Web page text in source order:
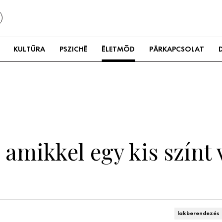
KULTÚRA PSZICHÉ ÉLETMÓD PÁRKAPCSOLAT
egy kis színt
lakberendezés